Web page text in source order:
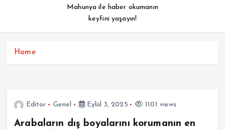
a
Mahunya ile haber okumanın
keyfini yaşayın!
Home
Editor Genel Eylül 3, 2025 1101 views
Arabaların dış boyalarını korumanın en